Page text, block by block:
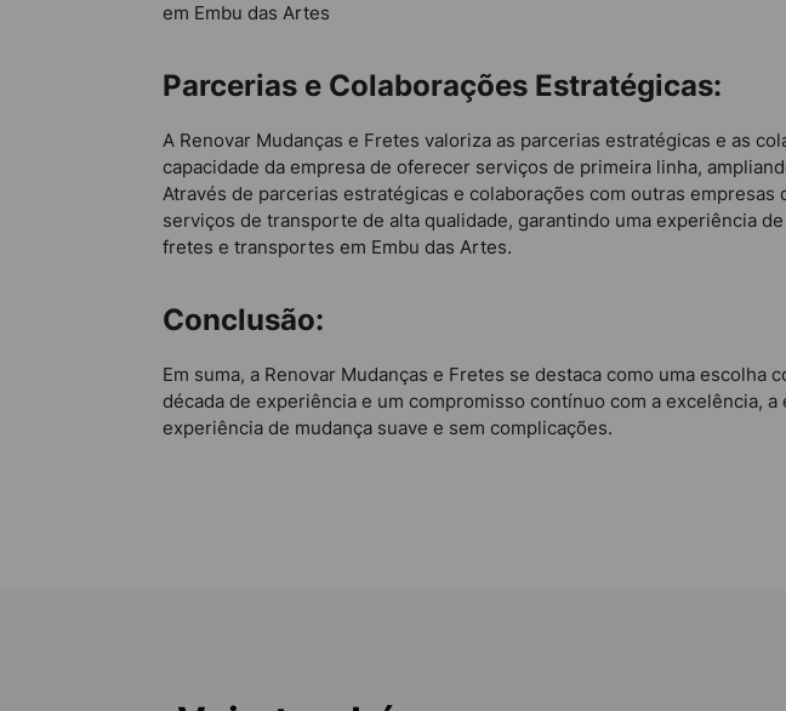
em Embu das Artes
Parcerias e Colaborações Estratégicas:
A Renovar Mudanças e Fretes valoriza as parcerias estratégicas e as
capacidade da empresa de oferecer serviços de primeira linha,
Através de parcerias estratégicas e colaborações com outras
serviços de transporte de alta qualidade, garantindo uma experiência
fretes e transportes em Embu das Artes.
Conclusão:
Em suma, a Renovar Mudanças e Fretes se destaca como uma
década de experiência e um compromisso contínuo com a excelência,
experiência de mudança suave e sem complicações.